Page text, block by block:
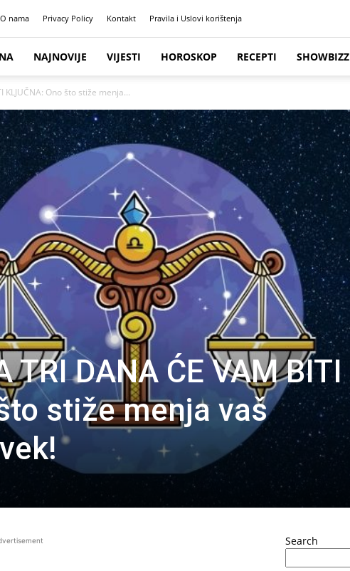
O nama Privacy Policy Kontakt Pravila i Uslovi korištenja
NAJNOVIJE VIJESTI HOROSKOP RECEPTI SHOWBIZZ
KLJUČNA: Ono što stiže menja...
TRI DANA ĆE VAM BITI
stiže menja vaš
Search